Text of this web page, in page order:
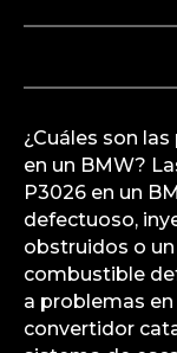
¿Cuáles son
en un BMW?
P3026 en un
defectuoso,
obstruidos o
combustible
a problemas
convertidor